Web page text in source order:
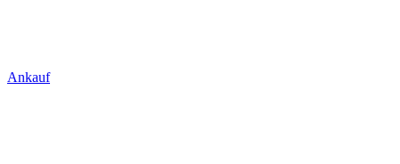
Ankauf